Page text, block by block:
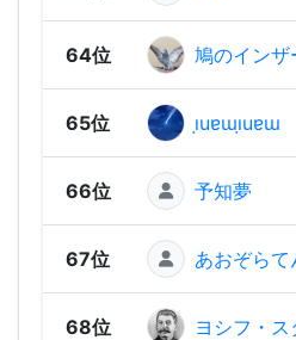
64位 鳩のインザ
65位 ı̣uɐɯı̣uɐɯ
66位 予知夢
67位 あおぞらて
68位 ヨシフ・ス